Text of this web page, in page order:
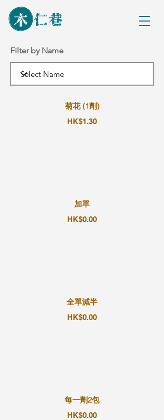
Filter by Name
菊花 (1劑)
HK$1.30
加單
HK$0.00
全單減半
HK$0.00
每一劑2包
HK$0.00